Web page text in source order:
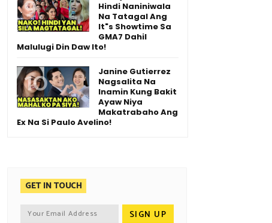
Hindi Naniniwala
Na Tatagal Ang
It"s Showtime Sa
GMA7 Dahil
Malulugi Din Daw Ito!
Janine Gutierrez
Nagsalita Na
Inamin Kung Bakit
Ayaw Niya
Makatrabaho Ang
Ex Na Si Paulo Avelino!
GET IN TOUCH